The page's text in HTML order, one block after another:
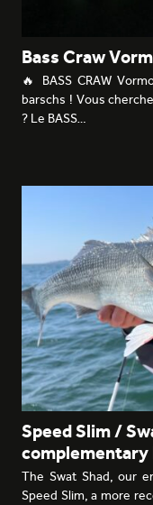
Bass Craw
🔥 BASS CRAW
barschs ! Vous
? Le BASS…
Speed Slim /
complementary
The Swat Shad, our
Speed Slim, a more